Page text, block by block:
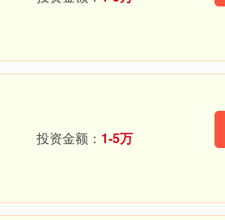
投资金额： 1-5万